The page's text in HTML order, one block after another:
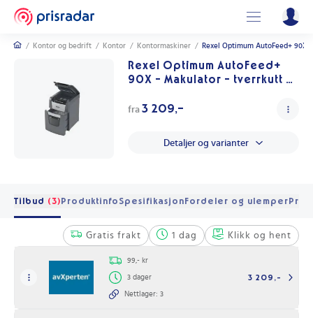
/ Kontor og bedrift / Kontor / Kontormaskiner / Rexel Optimum AutoFeed+
Rexel Optimum AutoFeed+
90X - Makulator - tverrkutt -
fra 3 209,-
Detaljer og varianter
Tilbud (3)Produktinfo SpesifikasjonFordeler og ulemperPris
Gratis frakt 1 dag Klikk og hent
99,- kr
3 dager
Nettlager: 3
3 209,-